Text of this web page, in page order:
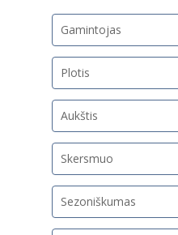
Gamintojas
Plotis
Aukštis
Skersmuo
Sezoniškumas